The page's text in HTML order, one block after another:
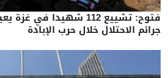
فتوح: تشييع 112 شهيدا
جرائم الاحتلال خلال حرب الإبادة